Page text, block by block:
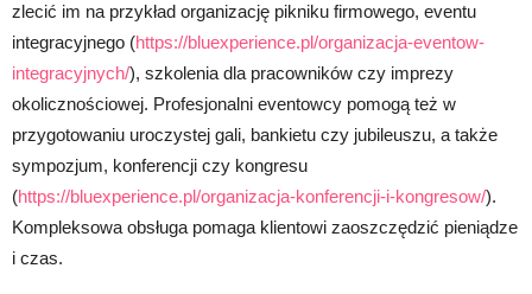
zlecić im na przykład organizację pikniku firmowego, eventu
integracyjnego (https://bluexperience.pl/organizacja-eventow-
integracyjnych/), szkolenia dla pracowników czy imprezy
okolicznościowej. Profesjonalni eventowcy pomogą też w
przygotowaniu uroczystej gali, bankietu czy jubileuszu, a także
sympozjum, konferencji czy kongresu
(https://bluexperience.pl/organizacja-konferencji-i-kongresow/).
Kompleksowa obsługa pomaga klientowi zaoszczędzić pieniądze
i czas.